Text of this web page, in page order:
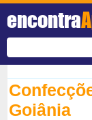
encontra
Goiânia